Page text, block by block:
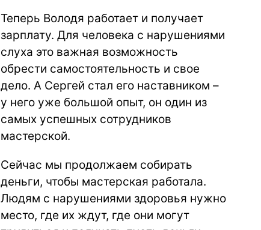
Теперь Володя работает и получает
зарплату. Для человека с нарушениями
слуха это важная возможность
обрести самостоятельность и свое
дело. А Сергей стал его наставником –
у него уже большой опыт, он один из
самых успешных сотрудников
мастерской.
Сейчас мы продолжаем собирать
деньги, чтобы мастерская работала.
Людям с нарушениями здоровья нужно
место, где их ждут, где они могут